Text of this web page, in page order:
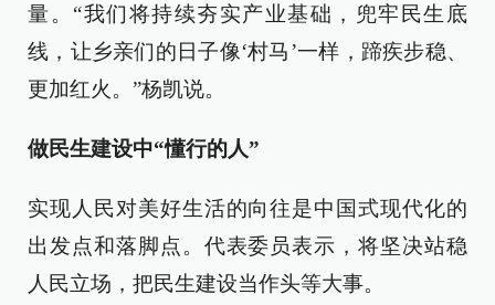
量。“我们将持续夯实产业基础，兜牢民生底
线，让乡亲们的日子像‘村马’一样，蹄疾步稳、
更加红火。”杨凯说。
做民生建设中“懂行的人”
实现人民对美好生活的向往是中国式现代化的
出发点和落脚点。代表委员表示，将坚决站稳
人民立场，把民生建设当作头等大事。